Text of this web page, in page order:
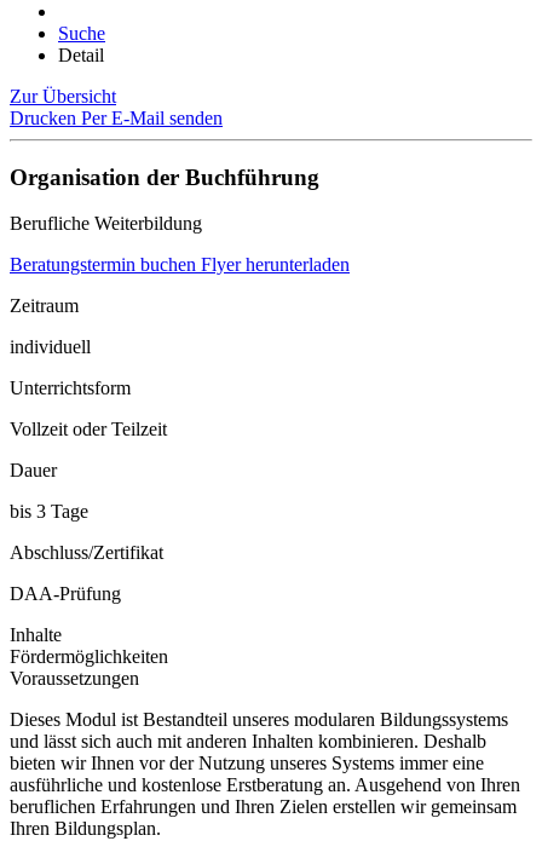
Suche
Detail
Zur Übersicht
Drucken Per E-Mail senden
Organisation der Buchführung
Berufliche Weiterbildung
Beratungstermin buchen Flyer herunterladen
Zeitraum
individuell
Unterrichtsform
Vollzeit oder Teilzeit
Dauer
bis 3 Tage
Abschluss/Zertifikat
DAA-Prüfung
Inhalte
Fördermöglichkeiten
Voraussetzungen
Dieses Modul ist Bestandteil unseres modularen Bildungssystems
und lässt sich auch mit anderen Inhalten kombinieren. Deshalb
bieten wir Ihnen vor der Nutzung unseres Systems immer eine
ausführliche und kostenlose Erstberatung an. Ausgehend von Ihren
beruflichen Erfahrungen und Ihren Zielen erstellen wir gemeinsam
Ihren Bildungsplan.